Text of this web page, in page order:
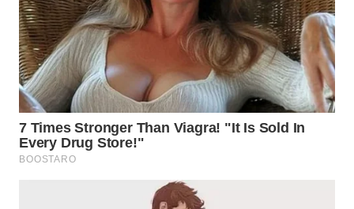
WN
DANAU
TOBA
WN
NIAS
WN